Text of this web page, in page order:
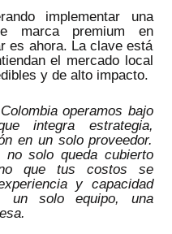
implementar una
marca premium en
es ahora. La clave está
el mercado local
y de alto impacto.
operamos bajo
integra estrategia,
en un solo proveedor.
solo queda cubierto
que tus costos se
y capacidad
un solo equipo, una